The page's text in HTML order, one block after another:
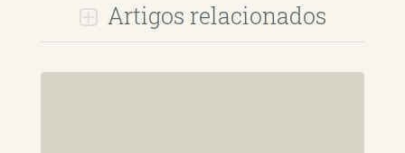
Artigos relacionados